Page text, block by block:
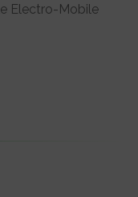
Electro-Mobile